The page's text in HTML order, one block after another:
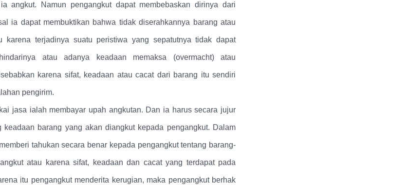
angkut. Namun pengangkut dapat membebaskan dirinya dari
ia dapat membuktikan bahwa tidak diserahkannya barang atau
karena terjadinya suatu peristiwa yang sepatutnya tidak dapat
atau adanya keadaan memaksa (overmacht) atau
karena sifat, keadaan atau cacat dari barang itu sendiri
pengirim.
jasa ialah membayar upah angkutan. Dan ia harus secara jujur
keadaan barang yang akan diangkut kepada pengangkut. Dalam
tahukan secara benar kepada pengangkut tentang barang-
atau karena sifat, keadaan dan cacat yang terdapat pada
itu pengangkut menderita kerugian, maka pengangkut berhak